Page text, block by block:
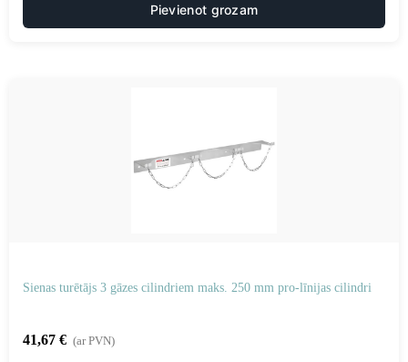
Pievienot grozam
Sienas turētājs 3 gāzes cilindriem maks. 250 mm pro-līnijas cilindri
41,67 € (ar PVN)